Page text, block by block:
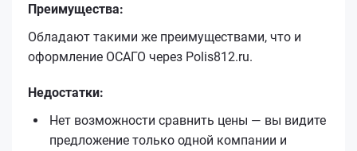
Преимущества:
Обладают такими же преимуществами, что и
оформление ОСАГО через Polis812.ru.
Недостатки:
Нет возможности сравнить цены — вы видите
предложение только одной компании и